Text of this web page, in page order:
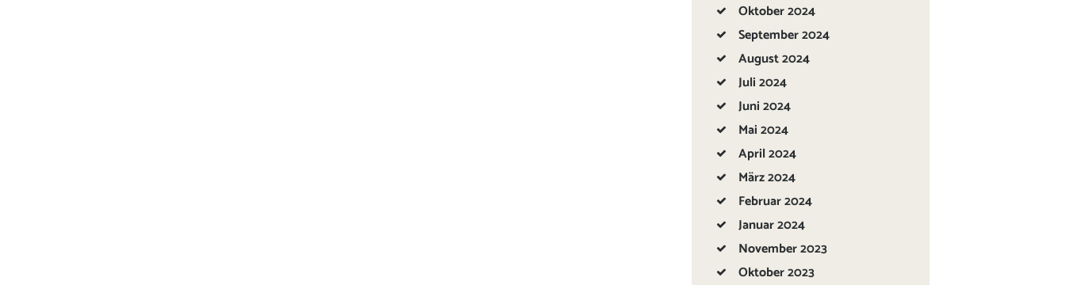
Oktober2024
September2024
August2024
Juli2024
Juni2024
Mai2024
April2024
März2024
Februar2024
Januar2024
November2023
Oktober2023